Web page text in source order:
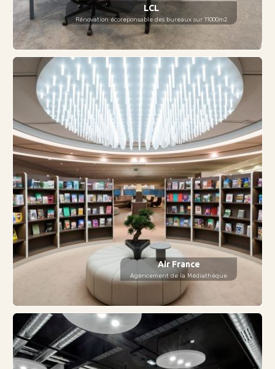
LCL
Rénovation écoreponsable des bureaux sur 11000m2
Air France
Agencement de la Médiathèque